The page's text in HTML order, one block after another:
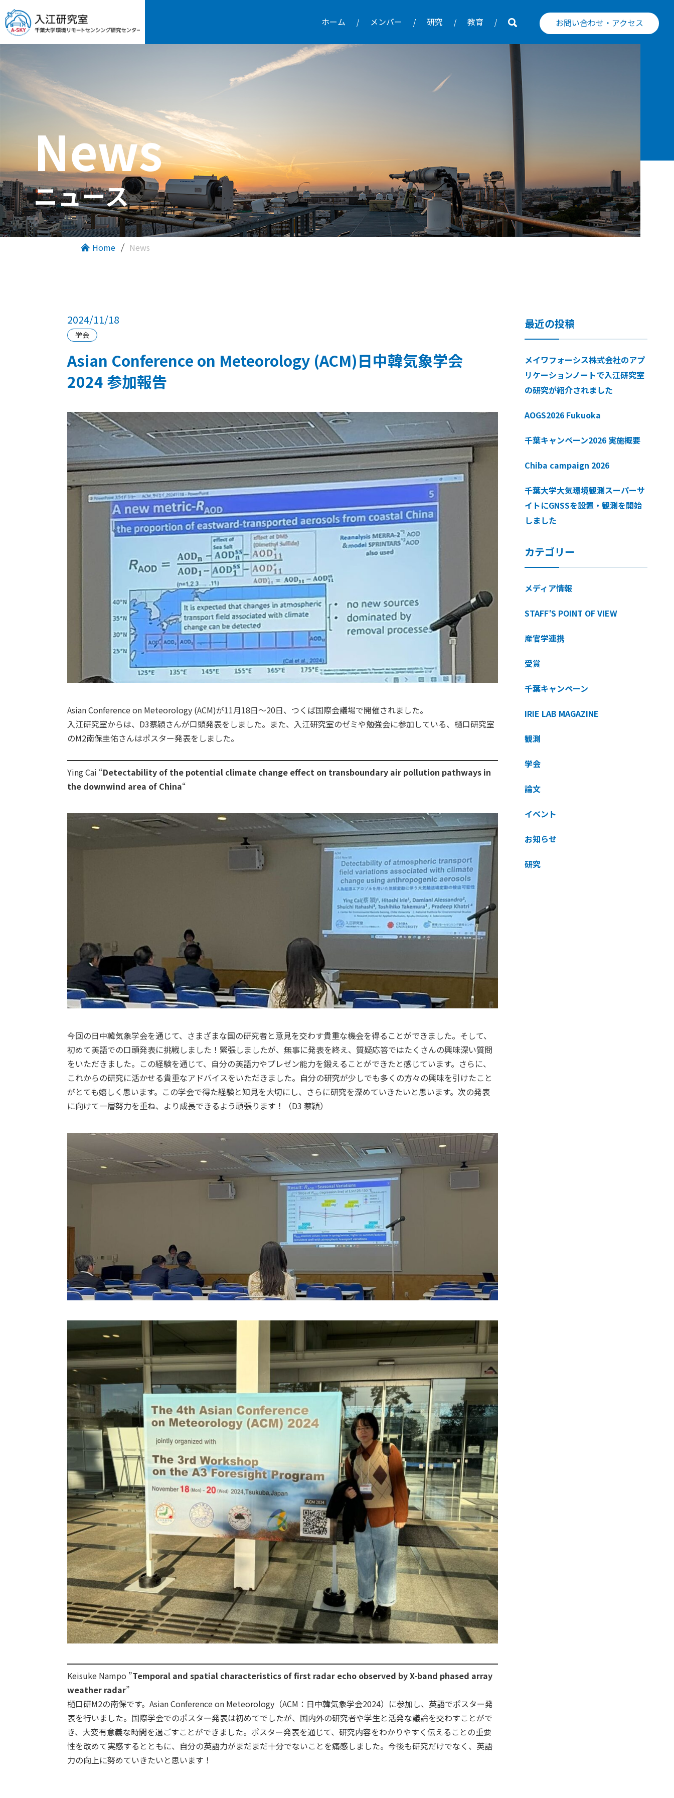
ホーム メンバー 研究 教育 お問い合わせ・アクセス
News
ニュース
Home News
2024/11/18
学会
Asian Conference on Meteorology (ACM)日中韓気象学会
2024 参加報告
Asian Conference on Meteorology (ACM)が11月18日～20日、つくば国際会議場で開催されました。
入江研究室からは、D3蔡穎さんが口頭発表をしました。また、入江研究室のゼミや勉強会に参加している、樋口研究室
のM2南保圭佑さんはポスター発表をしました。
Ying Cai “Detectability of the potential climate change effect on transboundary air pollution pathways in
the downwind area of China“
今回の日中韓気象学会を通じて、さまざまな国の研究者と意見を交わす貴重な機会を得ることができました。そして、
初めて英語での口頭発表に挑戦しました！緊張しましたが、無事に発表を終え、質疑応答ではたくさんの興味深い質問
をいただきました。この経験を通じて、自分の英語力やプレゼン能力を鍛えることができたと感じています。さらに、
これからの研究に活かせる貴重なアドバイスをいただきました。自分の研究が少しでも多くの方々の興味を引けたこと
がとても嬉しく思います。この学会で得た経験と知見を大切にし、さらに研究を深めていきたいと思います。次の発表
に向けて一層努力を重ね、より成長できるよう頑張ります！（D3 蔡穎）
Keisuke Nampo ”Temporal and spatial characteristics of first radar echo observed by X-band phased array
weather radar”
樋口研M2の南保です。Asian Conference on Meteorology（ACM：日中韓気象学会2024）に参加し、英語でポスター発
表を行いました。国際学会でのポスター発表は初めてでしたが、国内外の研究者や学生と活発な議論を交わすことがで
き、大変有意義な時間を過ごすことができました。ポスター発表を通じて、研究内容をわかりやすく伝えることの重要
性を改めて実感するとともに、自分の英語力がまだまだ十分でないことを痛感しました。今後も研究だけでなく、英語
力の向上に努めていきたいと思います！
最近の投稿
メイワフォーシス株式会社のアプ
リケーションノートで入江研究室
の研究が紹介されました
AOGS2026 Fukuoka
千葉キャンペーン2026 実施概要
Chiba campaign 2026
千葉大学大気環境観測スーパーサ
イトにGNSSを設置・観測を開始
しました
カテゴリー
メディア情報
STAFF′S POINT OF VIEW
産官学連携
受賞
千葉キャンペーン
IRIE LAB MAGAZINE
観測
学会
論文
イベント
お知らせ
研究